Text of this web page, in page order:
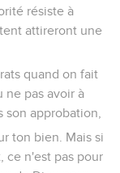
même
de supporter
de ne pas
prochain pour
foi.